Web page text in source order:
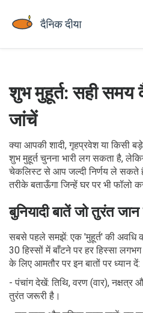
शुभ मुहूर्त: सही
जांचें
क्या आपकी शादी, गृहप्रवेश या किसी
शुभ मुहूर्त चुनना भारी लग सकता है,
चेकलिस्ट से आप जल्दी निर्णय ले सकते
तरीके बताऊँगा जिन्हें घर पर भी फॉलो
बुनियादी बातें जो तुरंत जान
सबसे पहले समझें: एक 'मुहूर्त' की अवधि
30 हिस्सों में बाँटने पर हर हिस्सा
के लिए आमतौर पर इन बातों पर ध्यान दें:
- पंचांग देखें: तिथि, वरण (वार), नक्षत्र
तुरंत जरूरी है।